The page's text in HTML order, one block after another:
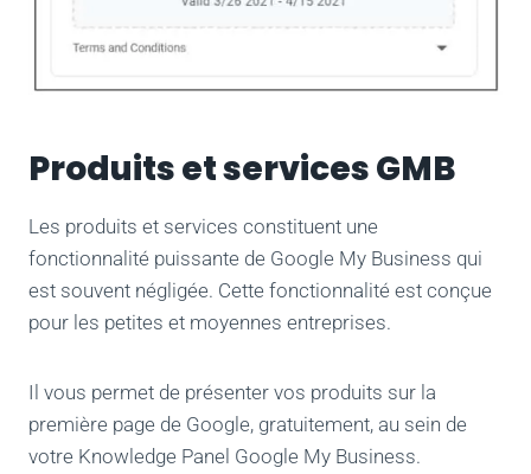
Produits et services GMB
Les produits et services constituent une
fonctionnalité puissante de Google My Business qui
est souvent négligée. Cette fonctionnalité est conçue
pour les petites et moyennes entreprises.
Il vous permet de présenter vos produits sur la
première page de Google, gratuitement, au sein de
votre Knowledge Panel Google My Business.